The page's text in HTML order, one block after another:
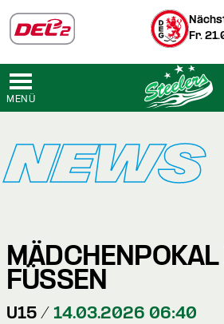
Fr.
MENÜ
NEWS
FÜSSEN
U15 / 14.03.2026 06:40